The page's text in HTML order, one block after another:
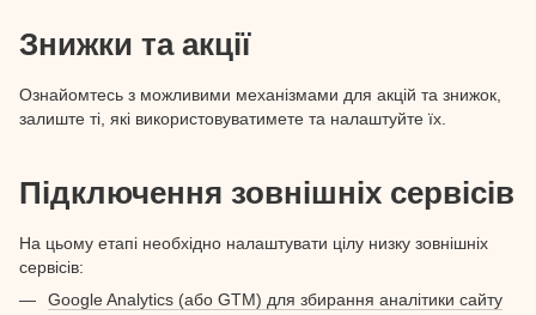
Знижки та акції
Ознайомтесь з можливими механізмами для акцій та знижок,
залиште ті, які використовуватимете та налаштуйте їх.
Підключення зовнішніх сервісів
На цьому етапі необхідно налаштувати цілу низку зовнішніх
сервісів:
Google Analytics (або GTM) для збирання аналітики сайту